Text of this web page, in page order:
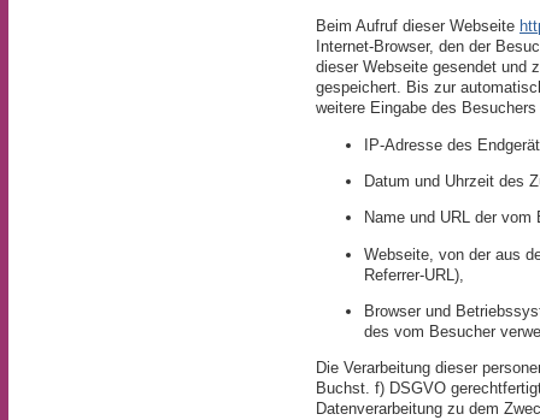
Beim Aufruf dieser Webseite
Internet-Browser, den der
dieser Webseite gesendet und
gespeichert. Bis zur
weitere Eingabe des
IP-Adresse des
Datum und Uhrzeit des
Name und URL der
Webseite, von der aus
Referrer-URL),
Browser und
des vom Besucher
Die Verarbeitung dieser
Buchst. f) DSGVO
Datenverarbeitung zu dem